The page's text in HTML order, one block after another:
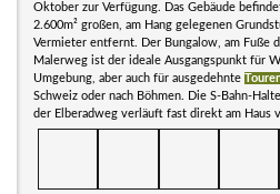
Oktober zur Verfügung. Das Gebäude
2.600m² großen, am Hang gelegenen
Vermieter entfernt. Der Bungalow, am Fuße
Malerweg ist der ideale Ausgangspunkt für
Umgebung, aber auch für ausgedehnte
Schweiz oder nach Böhmen. Die S-Bahn-
der Elberadweg verläuft fast direkt am Haus